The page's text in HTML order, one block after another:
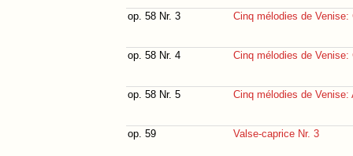
op. 58 Nr. 3 Cinq mélodies de Venise:
op. 58 Nr. 4 Cinq mélodies de Venise:
op. 58 Nr. 5 Cinq mélodies de Venise:
op. 59 Valse-caprice Nr. 3